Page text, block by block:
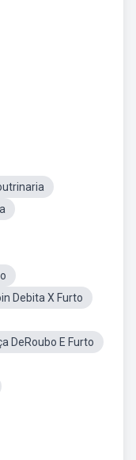
Debita X Furto
DeRoubo E Furto